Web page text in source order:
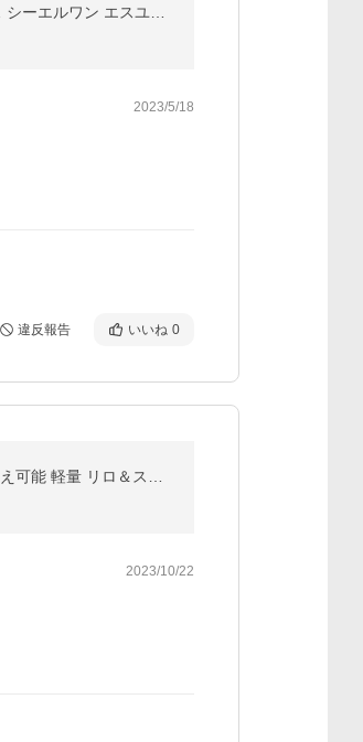
2023/5/18
違反報告 いいね 0
2023/10/22